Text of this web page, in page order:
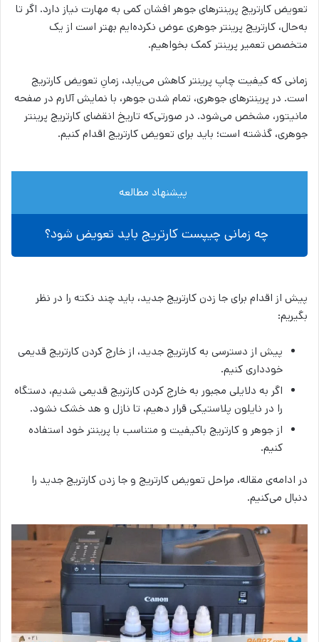
تعویض کارتریج پرینترهای جوهر افشان کمی به مهارت نیاز دارد. اگر تا
به‌حال، کارتریج پرینتر جوهری عوض نکرده‌ایم بهتر است از یک
متخصص تعمیر پرینتر کمک بخواهیم.
زمانی که کیفیت چاپ پرینتر کاهش می‌یابد، زمانِ تعویض کارتریج
است. در پرینترهای جوهری، تمام شدن جوهر، با نمایش آلارم در صفحه
مانیتور، مشخص می‌شود. در صورتی‌که تاریخ انقضای کارتریج پرینتر
جوهری، گذشته است؛ باید برای تعویض کارتریج اقدام کنیم.
پیشنهاد مطالعه
چه زمانی چیپست کارتریج باید تعویض شود؟
پیش از اقدام برای جا زدن کارتریج جدید، باید چند نکته را در نظر
بگیریم:
پیش از دسترسی به کارتریج جدید، از خارج کردن کارتریج قدیمی
خودداری کنیم.
اگر به دلایلی مجبور به خارج کردن کارتریج قدیمی شدیم، دستگاه
را در نایلون پلاستیکی قرار دهیم، تا نازل و هد خشک نشود.
از جوهر و کارتریج باکیفیت و متناسب با پرینتر خود استفاده
کنیم.
در ادامه‌ی مقاله، مراحل تعویض کارتریج و جا زدن کارتریج جدید را
دنبال می‌کنیم.